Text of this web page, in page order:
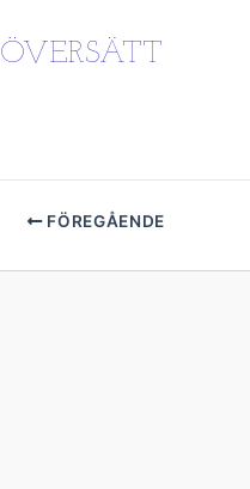
ÖVERSÄTT
FÖREGÅENDE